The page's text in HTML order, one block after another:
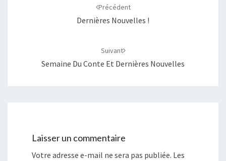
Précédent
Dernières Nouvelles !
Suivant
Semaine Du Conte Et Dernières Nouvelles
Laisser un commentaire
Votre adresse e-mail ne sera pas publiée. Les